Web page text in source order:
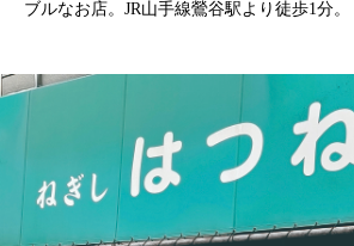
ブルなお店。JR山手線鶯谷駅より徒歩1分。